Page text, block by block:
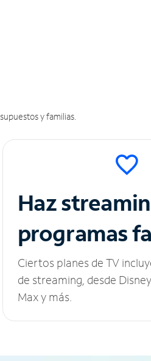
y familias.
Haz
programas
Ciertos planes de TV
de streaming, desde
Max y más.